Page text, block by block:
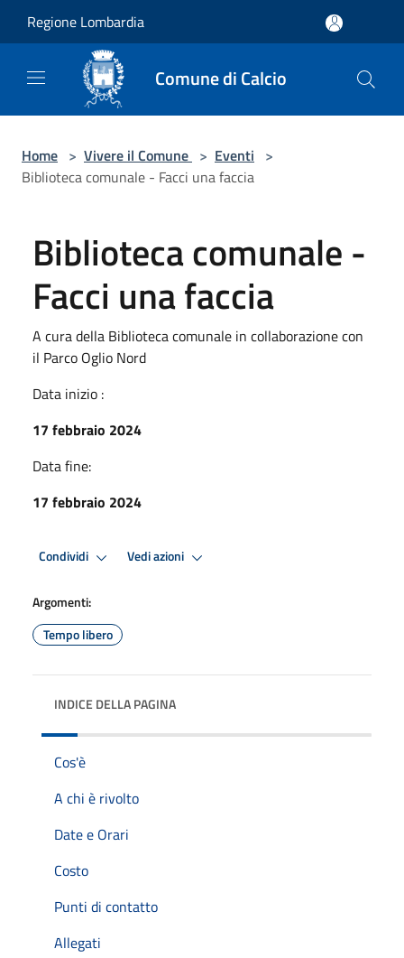
Regione Lombardia
Comune di Calcio
Home > Vivere il Comune > Eventi >
Biblioteca comunale - Facci una faccia
Biblioteca comunale -
Facci una faccia
A cura della Biblioteca comunale in collaborazione con
il Parco Oglio Nord
Data inizio :
17 febbraio 2024
Data fine:
17 febbraio 2024
Condividi Vedi azioni
Argomenti:
Tempo libero
INDICE DELLA PAGINA
Cos'è
A chi è rivolto
Date e Orari
Costo
Punti di contatto
Allegati